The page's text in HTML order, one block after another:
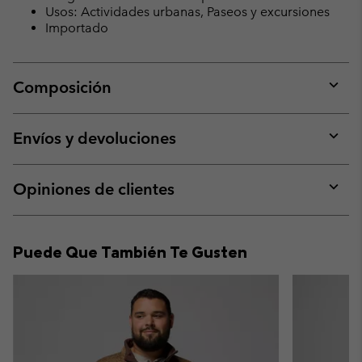
Usos: Actividades urbanas, Paseos y excursiones
Importado
Composición
or
Envíos y devoluciones
or
Opiniones de clientes
or
Puede Que También Te Gusten